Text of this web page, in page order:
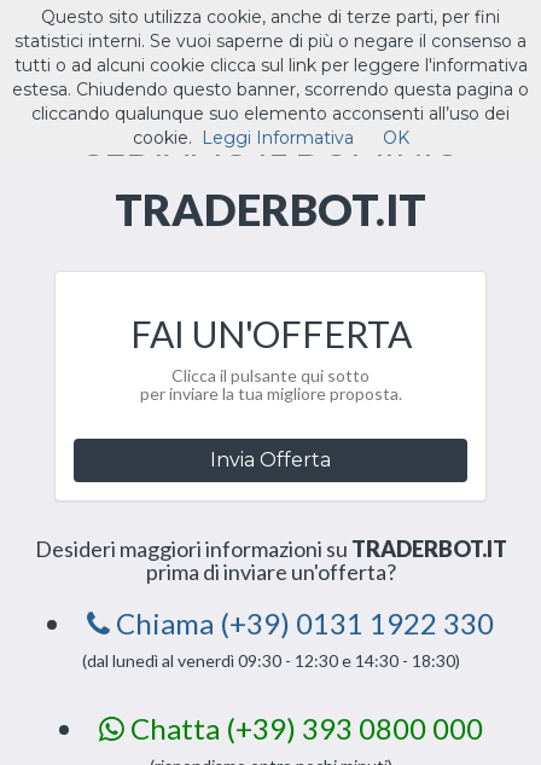
Toggle
ILTUO.IT
CEDIAMO IL DOMINIO
TRADERBOT.IT
FAI UN'OFFERTA
Clicca il pulsante qui sotto
per inviare la tua migliore proposta.
Invia Offerta
Desideri maggiori informazioni su TRADERBOT.IT
prima di inviare un'offerta?
Chiama (+39) 0131 1922 330
(dal lunedì al venerdì 09:30 - 12:30 e 14:30 - 18:30)
Chatta (+39) 393 0800 000
Questo sito utilizza cookie, anche di terze parti, per fini
statistici interni. Se vuoi saperne di più o negare il consenso a
tutti o ad alcuni cookie clicca sul link per leggere l'informativa
estesa. Chiudendo questo banner, scorrendo questa pagina o
cliccando qualunque suo elemento acconsenti all’uso dei
cookie.
Leggi Informativa OK